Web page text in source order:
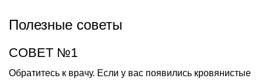
Полезные советы
СОВЕТ №1
Обратитесь к врачу. Если у вас появились кровянистые